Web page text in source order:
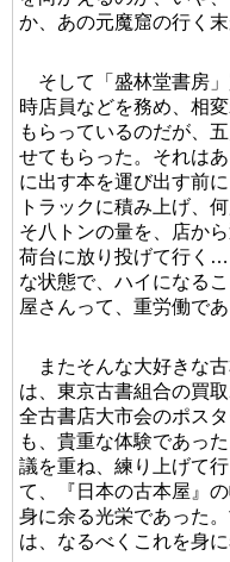
か、あの元魔窟の行く
そして「盛林堂書房
時店員などを務め、相
もらっているのだが、
せてもらった。それは
に出す本を運び出す前
トラックに積み上げ、
そ八トンの量を、店か
荷台に放り投げて行く
な状態で、ハイになる
屋さんって、重労働であ
またそんな大好きな
は、東京古書組合の買
全古書店大市会のポス
も、貴重な体験であっ
議を重ね、練り上げて
て、『日本の古本屋』
身に余る光栄であった
は、なるべくこれを身